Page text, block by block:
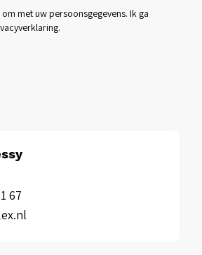
met uw persoonsgegevens. Ik ga
.
67